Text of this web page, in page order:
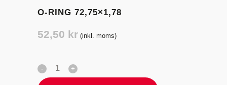
O-RING 72,75×1,78
52,50 kr (inkl. moms)